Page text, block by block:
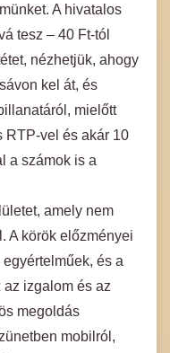
A hivatalos
tesz – 40 Ft-tól
nézhetjük, ahogy
kel át, és
mielőtt
RTP-vel és akár 10
a számok is a
amely nem
A körök előzményei
és a
izgalom és az
megoldás
mobilról,